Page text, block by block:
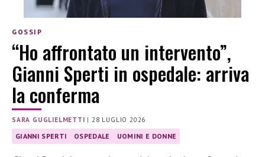
GOSSIP
“Ho affrontato un intervento”,
Gianni Sperti in ospedale: arriva
la conferma
SARA GUGLIELMETTI |28 LUGLIO 2026
GIANNI SPERTI OSPEDALE UOMINI E DONNE